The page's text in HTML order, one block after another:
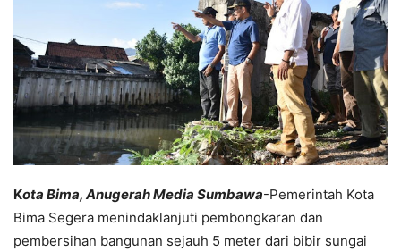
Kota Bima, Anugerah Media Sumbawa-Pemerintah Kota
Bima Segera menindaklanjuti pembongkaran dan
pembersihan bangunan sejauh 5 meter dari bibir sungai